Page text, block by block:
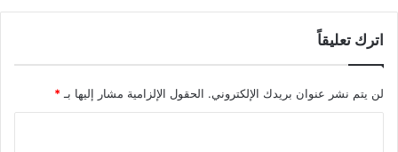
اترك تعليقاً
لن يتم نشر عنوان بريدك الإلكتروني. الحقول الإلزامية مشار إليها بـ *